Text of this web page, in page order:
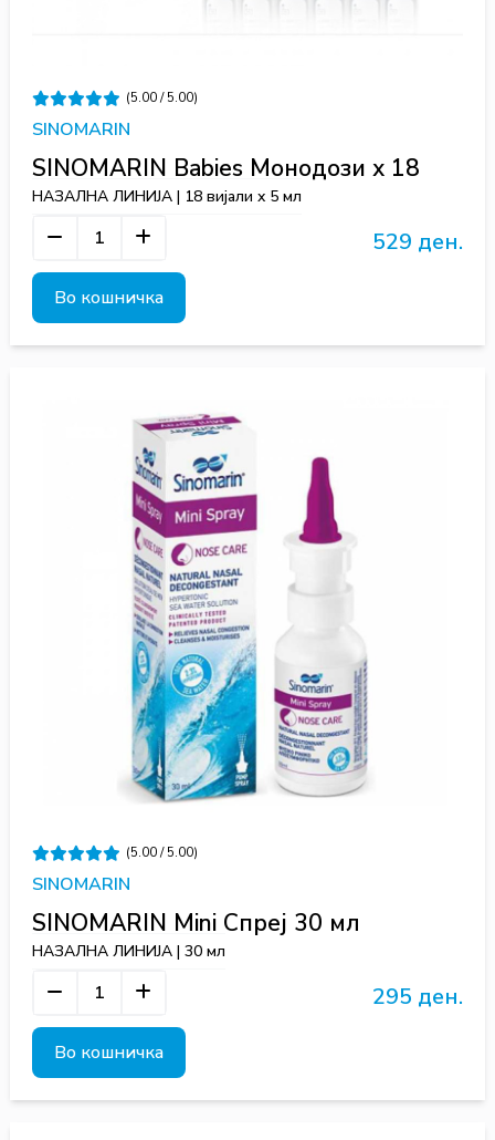
(5.00 / 5.00)
SINOMARIN
SINOMARIN Babies Монодози х 18
НАЗАЛНА ЛИНИЈА | 18 вијали x 5 мл
529 ден.
Во кошничка
(5.00 / 5.00)
SINOMARIN
SINOMARIN Mini Спреј 30 мл
НАЗАЛНА ЛИНИЈА | 30 мл
295 ден.
Во кошничка